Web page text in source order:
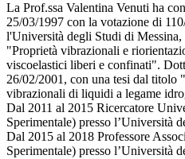
La Prof.ssa Valentina Venuti ha
25/03/1997 con la votazione di
l'Università degli Studi di
"Proprietà vibrazionali e
viscoelastici liberi e confinati".
26/02/2001, con una tesi dal titolo
vibrazionali di liquidi a legame
Dal 2011 al 2015 Ricercatore
Sperimentale) presso l’Università
Dal 2015 al 2018 Professore
Sperimentale) presso l’Università